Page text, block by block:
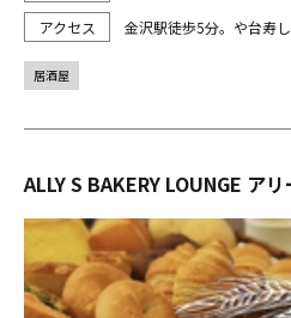
金沢駅徒歩5分。や台寿
居酒屋
ALLY S BAKERY LOUNGE ア